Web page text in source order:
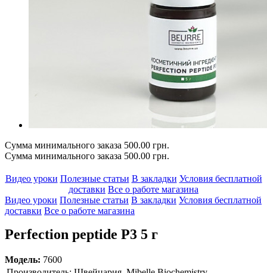
Сумма минимального заказа 500.00 грн.
Сумма минимального заказа 500.00 грн.
Видео уроки Полезные статьи В закладки Условия бесплатной
доставки Все о работе магазина
Видео уроки Полезные статьи В закладки Условия бесплатной
доставки Все о работе магазина
Perfection peptide P3 5 г
Модель: 7600